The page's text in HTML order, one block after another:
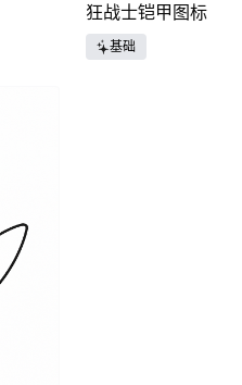
狂战士铠甲图标
基础